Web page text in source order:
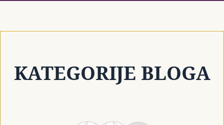
KATEGORIJE BLOGA